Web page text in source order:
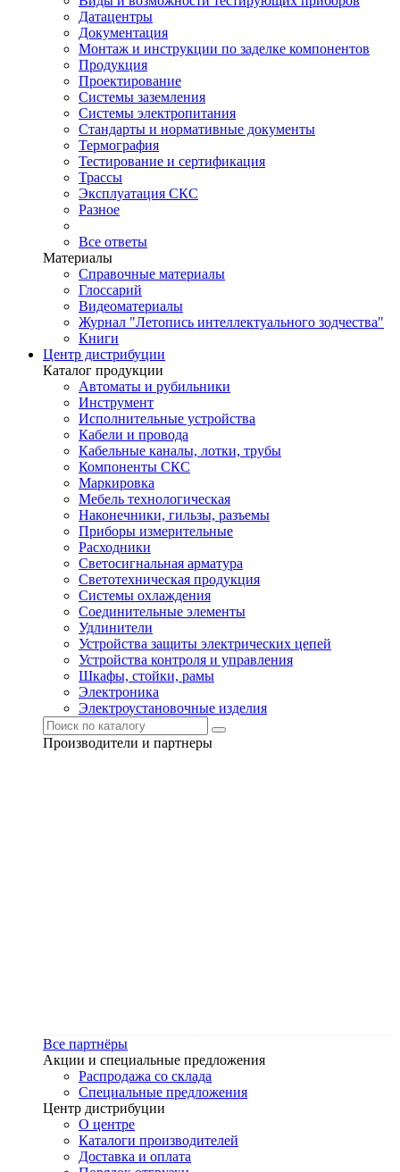
Датацентры
Документация
Монтаж и инструкции по заделке компонентов
Продукция
Проектирование
Системы заземления
Системы электропитания
Стандарты и нормативные документы
Термография
Тестирование и сертификация
Трассы
Эксплуатация СКС
Разное
Все ответы
Материалы
Справочные материалы
Глоссарий
Видеоматериалы
Журнал "Летопись интеллектуального зодчества"
Книги
Центр дистрибуции
Каталог продукции
Автоматы и рубильники
Инструмент
Исполнительные устройства
Кабели и провода
Кабельные каналы, лотки, трубы
Компоненты СКС
Маркировка
Мебель технологическая
Наконечники, гильзы, разъемы
Приборы измерительные
Расходники
Светосигнальная арматура
Светотехническая продукция
Системы охлаждения
Соединительные элементы
Удлинители
Устройства защиты электрических цепей
Устройства контроля и управления
Шкафы, стойки, рамы
Электроника
Электроустановочные изделия
Производители и партнеры
Все партнёры
Акции и специальные предложения
Распродажа со склада
Специальные предложения
Центр дистрибуции
О центре
Каталоги производителей
Доставка и оплата